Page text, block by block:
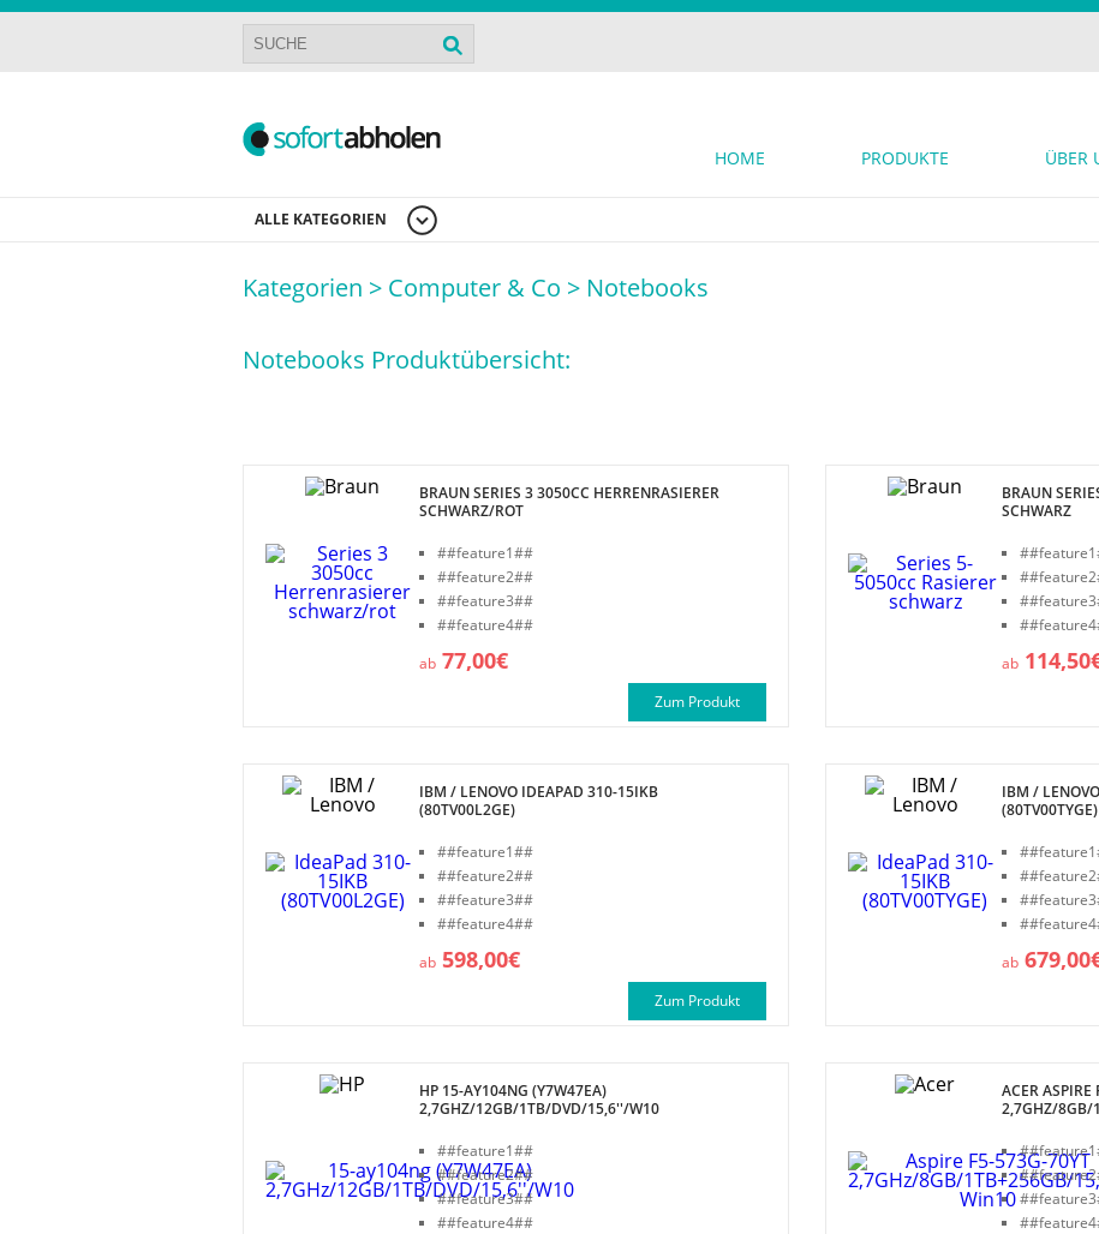
HOME PRODUKTE ÜBER
ALLE KATEGORIEN
Kategorien > Computer & Co > Notebooks
Notebooks Produktübersicht:
BRAUN SERIES 3 3050CC HERRENRASIERER
SCHWARZ/ROT
##feature1##
##feature2##
##feature3##
##feature4##
ab 77,00€
Zum Produkt
BRAUN
SCHWARZ
ab
IBM / LENOVO IDEAPAD 310-15IKB
(80TV00L2GE)
##feature1##
##feature2##
##feature3##
##feature4##
ab 598,00€
Zum Produkt
IBM /
(80TV00TYGE)
ab
HP 15-AY104NG (Y7W47EA)
2,7GHZ/12GB/1TB/DVD/15,6''/W10
##feature1##
##feature2##
##feature3##
##feature4##
ACER
2,7GHZ/8GB/